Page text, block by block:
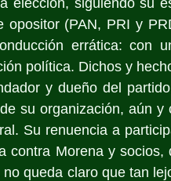
elección, siguiendo su
opositor (PAN, PRI y
errática: con
política. Dichos y
y dueño del
su organización, aún y
Su renuencia a
contra Morena y
no queda claro que tan